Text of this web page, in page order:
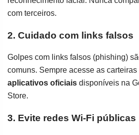
com terceiros.
2. Cuidado com links falsos
Golpes com links falsos (phishing)
comuns. Sempre acesse as
aplicativos oficiais disponíveis na
Store.
3. Evite redes Wi-Fi públicas